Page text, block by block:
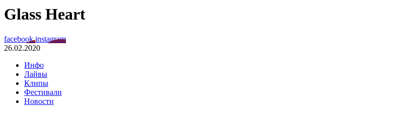
Glass Heart
facebookinstagram
26.02.2020
Инфо
Лайвы
Клипы
Фестивали
Новости